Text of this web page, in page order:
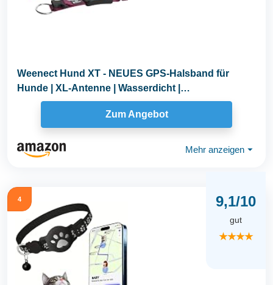
Weenect Hund XT - NEUES GPS-Halsband für
Hunde | XL-Antenne | Wasserdicht |
Hyperresistentes...
Zum Angebot
Mehr anzeigen ⏷
4 9,1/10
gut
★★★★